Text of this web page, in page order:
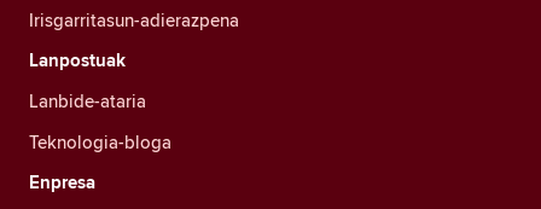
Irisgarritasun-adierazpena
Lanpostuak
Lanbide-ataria
Teknologia-bloga
Enpresa